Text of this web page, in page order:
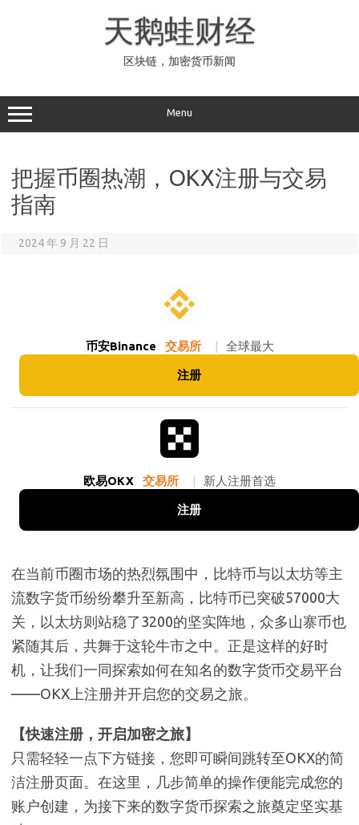
天鹅蛙财经
区块链，加密货币新闻
Menu
把握币圈热潮，OKX注册与交易
指南
2024 年 9 月 22 日
币安Binance 交易所 | 全球最大
注册
欧易OKX 交易所 | 新人注册首选
注册
在当前币圈市场的热烈氛围中，比特币与以太坊等主
流数字货币纷纷攀升至新高，比特币已突破57000大
关，以太坊则站稳了3200的坚实阵地，众多山寨币也
紧随其后，共舞于这轮牛市之中。正是这样的好时
机，让我们一同探索如何在知名的数字货币交易平台
——OKX上注册并开启您的交易之旅。
【快速注册，开启加密之旅】
只需轻轻一点下方链接，您即可瞬间跳转至OKX的简
洁注册页面。在这里，几步简单的操作便能完成您的
账户创建，为接下来的数字货币探索之旅奠定坚实基